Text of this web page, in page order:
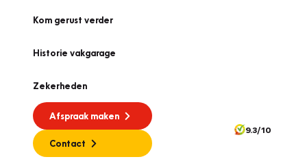
Kom gerust verder
Historie vakgarage
Zekerheden
Afspraak maken
Contact
9.3/10